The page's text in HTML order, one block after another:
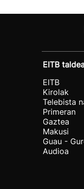
EITB
EITB
Kirolak
Telebista
Primeran
Gaztea
Makusi
Guau -
Audioa